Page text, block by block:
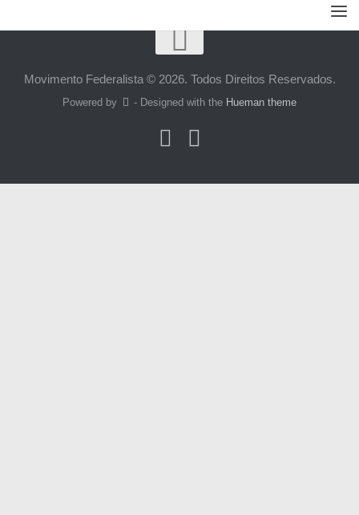
Movimento Federalista © 2026. Todos Direitos Reservados.
Powered by - Designed with the Hueman theme